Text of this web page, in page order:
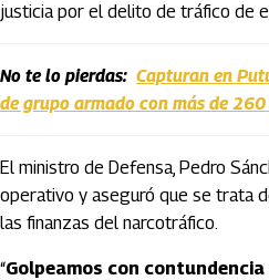
justicia por el delito de tráfico de
No te lo pierdas: Capturan en
de grupo armado con más de
El ministro de Defensa, Pedro
operativo y aseguró que se trata
las finanzas del narcotráfico.
“Golpeamos con